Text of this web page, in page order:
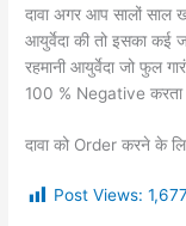
दावा अगर आप सालों साल
आयुर्वेदा की तो इसका कई
रहमानी आयुर्वेदा जो फुल
100 % Negative करता
दावा को Order करने के
Post Views: 1,677